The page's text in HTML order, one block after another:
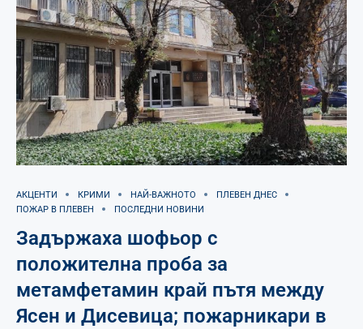
АКЦЕНТИ КРИМИ НАЙ-ВАЖНОТО
ПЛЕВЕН ДНЕС
ПОЖАР В ПЛЕВЕН
ПОСЛЕДНИ НОВИНИ
Задържаха шофьор с
положителна проба за
метамфетамин край пътя между
Ясен и Дисевица; пожарникари в